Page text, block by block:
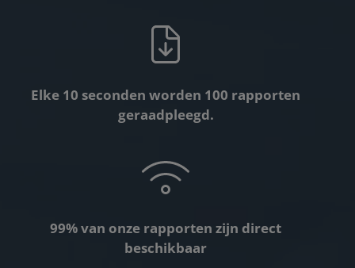
Elke 10 seconden worden 100 rapporten
geraadpleegd.
99% van onze rapporten zijn direct
beschikbaar